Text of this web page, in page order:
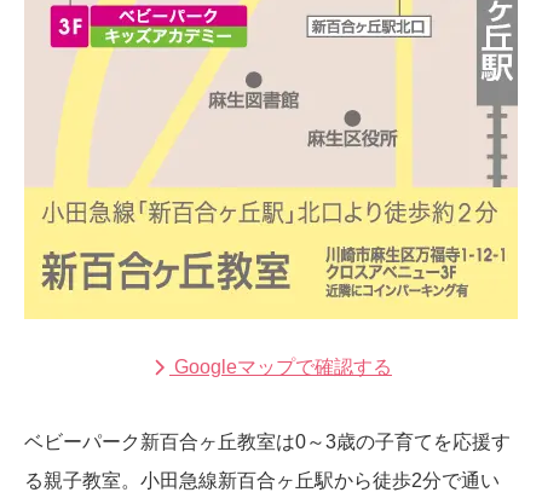
Googleマップで確認する
ベビーパーク新百合ヶ丘教室は0～3歳の子育てを応援す
る親子教室。小田急線新百合ヶ丘駅から徒歩2分で通い